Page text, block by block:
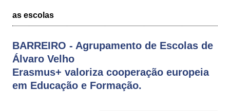
as escolas
BARREIRO - Agrupamento de Escolas de
Álvaro Velho
Erasmus+ valoriza cooperação europeia
em Educação e Formação.